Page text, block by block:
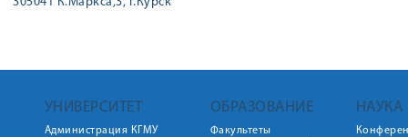
УНИВЕРСИТЕТ
Администрация КГМУ
ОБРАЗОВАНИЕ
Факультеты
НАУКА